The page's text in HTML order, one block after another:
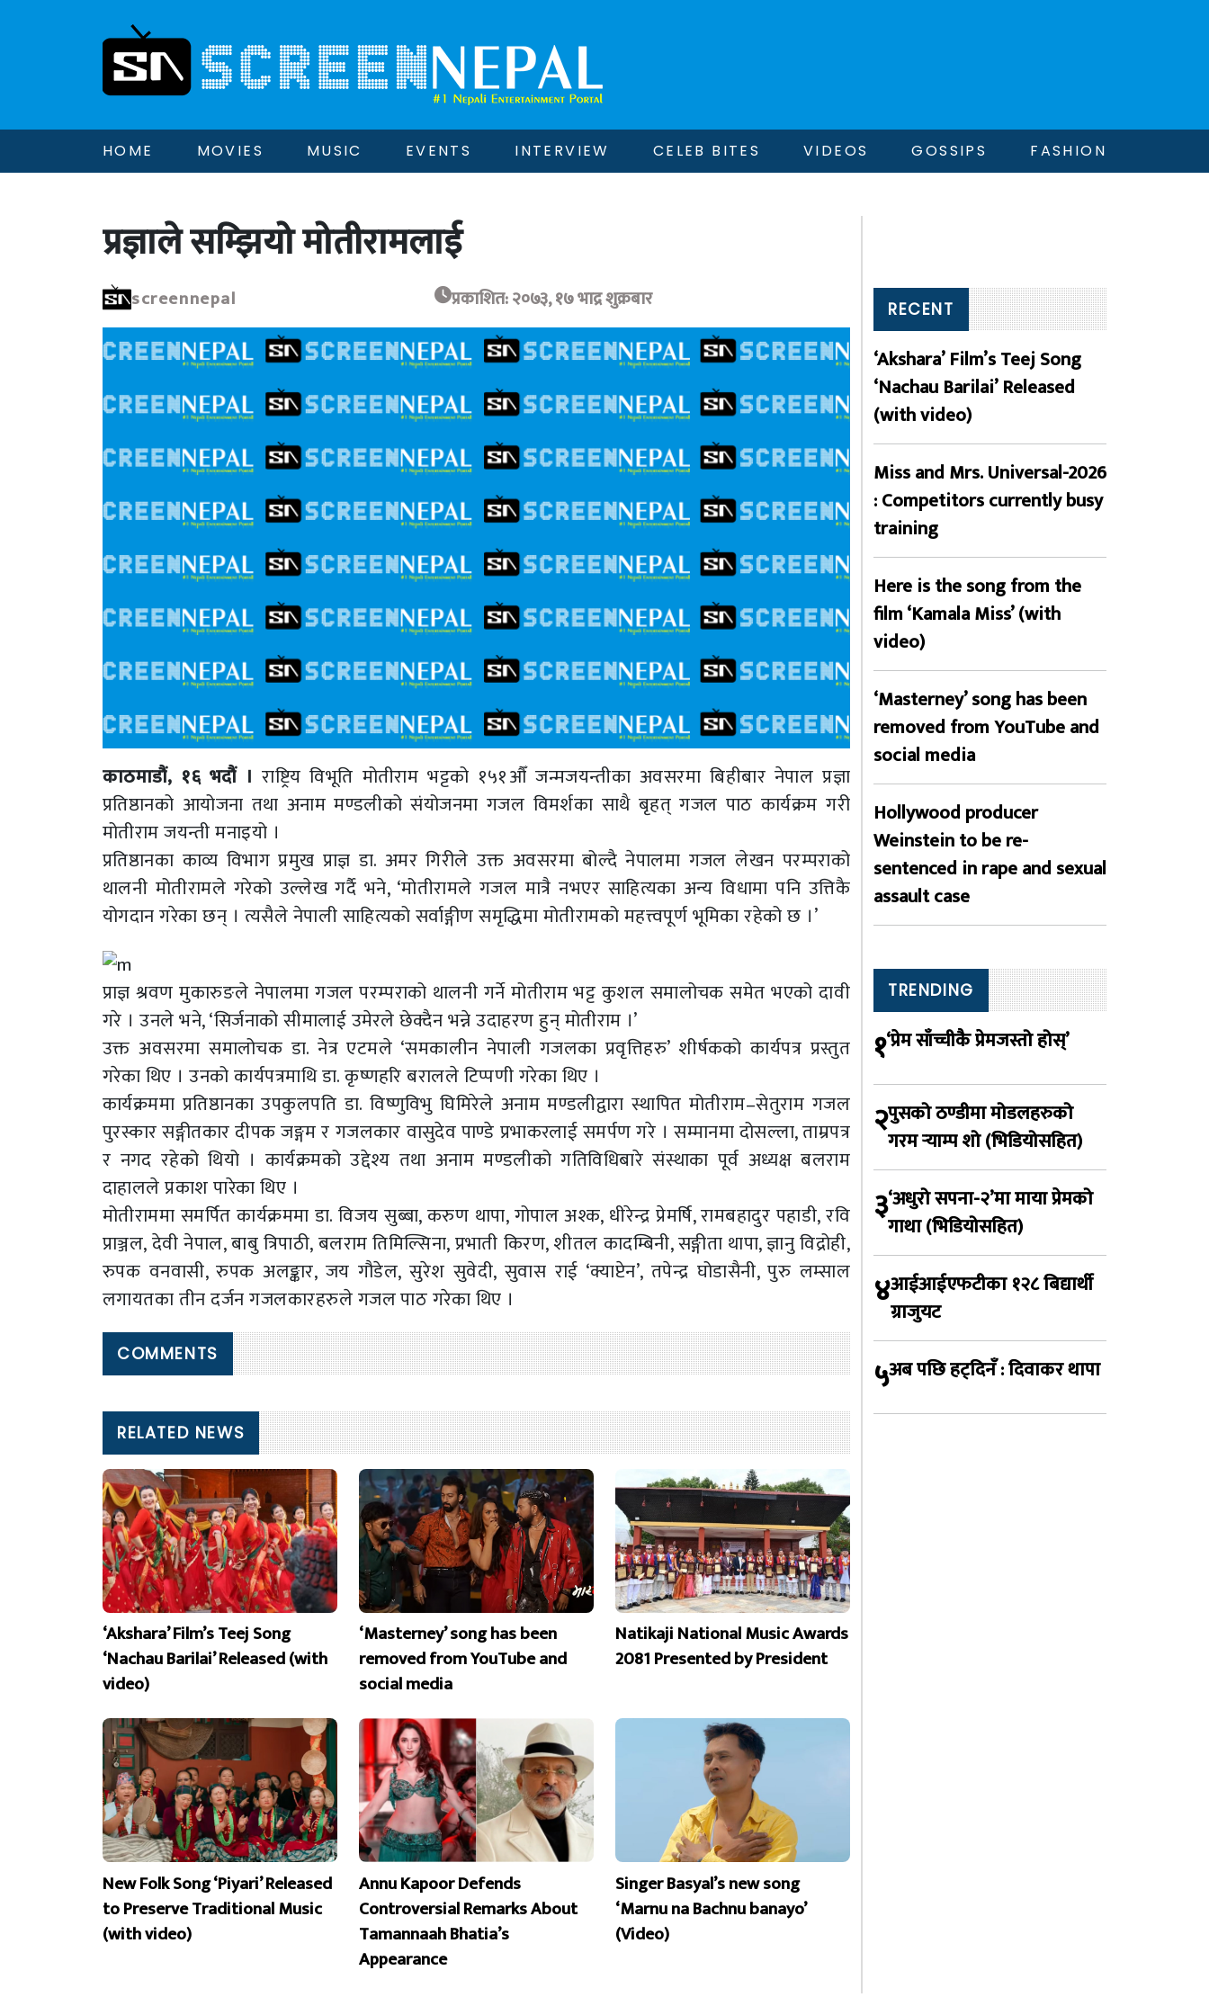
HOME MOVIES MUSIC EVENTS INTERVIEW CELEB BITES VIDEOS GOSSIPS FASHION
प्रज्ञाले सम्झियो मोतीरामलाई
screennepal प्रकाशित: २०७३, १७ भाद्र शुक्रबार
काठमाडौं, १६ भदौं । राष्ट्रिय विभूति मोतीराम भट्टको १५१औँ जन्मजयन्तीका अवसरमा बिहीबार नेपाल प्रज्ञा
प्रतिष्ठानको आयोजना तथा अनाम मण्डलीको संयोजनमा गजल विमर्शका साथै बृहत् गजल पाठ कार्यक्रम गरी
मोतीराम जयन्ती मनाइयो ।
प्रतिष्ठानका काव्य विभाग प्रमुख प्राज्ञ डा. अमर गिरीले उक्त अवसरमा बोल्दै नेपालमा गजल लेखन परम्पराको
थालनी मोतीरामले गरेको उल्लेख गर्दै भने, ‘मोतीरामले गजल मात्रै नभएर साहित्यका अन्य विधामा पनि उत्तिकै
योगदान गरेका छन् । त्यसैले नेपाली साहित्यको सर्वाङ्गीण समृद्धिमा मोतीरामको महत्त्वपूर्ण भूमिका रहेको छ ।’
प्राज्ञ श्रवण मुकारुङले नेपालमा गजल परम्पराको थालनी गर्ने मोतीराम भट्ट कुशल समालोचक समेत भएको दावी
गरे । उनले भने, ‘सिर्जनाको सीमालाई उमेरले छेक्दैन भन्ने उदाहरण हुन् मोतीराम ।’
उक्त अवसरमा समालोचक डा. नेत्र एटमले ‘समकालीन नेपाली गजलका प्रवृत्तिहरु’ शीर्षकको कार्यपत्र प्रस्तुत
गरेका थिए । उनको कार्यपत्रमाथि डा. कृष्णहरि बरालले टिप्पणी गरेका थिए ।
कार्यक्रममा प्रतिष्ठानका उपकुलपति डा. विष्णुविभु घिमिरेले अनाम मण्डलीद्वारा स्थापित मोतीराम–सेतुराम गजल
पुरस्कार सङ्गीतकार दीपक जङ्गम र गजलकार वासुदेव पाण्डे प्रभाकरलाई समर्पण गरे । सम्मानमा दोसल्ला, ताम्रपत्र
र नगद रहेको थियो । कार्यक्रमको उद्देश्य तथा अनाम मण्डलीको गतिविधिबारे संस्थाका पूर्व अध्यक्ष बलराम
दाहालले प्रकाश पारेका थिए ।
मोतीराममा समर्पित कार्यक्रममा डा. विजय सुब्बा, करुण थापा, गोपाल अश्क, धीरेन्द्र प्रेमर्षि, रामबहादुर पहाडी, रवि
प्राञ्जल, देवी नेपाल, बाबु त्रिपाठी, बलराम तिमिल्सिना, प्रभाती किरण, शीतल कादम्बिनी, सङ्गीता थापा, ज्ञानु विद्रोही,
रुपक वनवासी, रुपक अलङ्कार, जय गौडेल, सुरेश सुवेदी, सुवास राई ‘क्याप्टेन’, तपेन्द्र घोडासैनी, पुरु लम्साल
लगायतका तीन दर्जन गजलकारहरुले गजल पाठ गरेका थिए ।
COMMENTS
RELATED NEWS
‘Akshara’ Film’s Teej Song
‘Nachau Barilai’ Released (with
video)
‘Masterney’ song has been
removed from YouTube and
social media
Natikaji National Music Awards
2081 Presented by President
New Folk Song ‘Piyari’ Released
to Preserve Traditional Music
(with video)
Annu Kapoor Defends
Controversial Remarks About
Tamannaah Bhatia’s
Appearance
Singer Basyal’s new song
‘Marnu na Bachnu banayo’
(Video)
RECENT
‘Akshara’ Film’s Teej Song
‘Nachau Barilai’ Released
(with video)
Miss and Mrs. Universal-2026
: Competitors currently busy
training
Here is the song from the
film ‘Kamala Miss’ (with
video)
‘Masterney’ song has been
removed from YouTube and
social media
Hollywood producer
Weinstein to be re-
sentenced in rape and sexual
assault case
TRENDING
१‘प्रेम साँच्चीकै प्रेमजस्तो होस्’
२पुसको ठण्डीमा मोडलहरुको
गरम र्‍याम्प शो (भिडियोसहित)
३‘अधुरो सपना-२’मा माया प्रेमको
गाथा (भिडियोसहित)
४आईआईएफटीका १२८ बिद्यार्थी
ग्राजुयट
५अब पछि हट्दिनँ : दिवाकर थापा